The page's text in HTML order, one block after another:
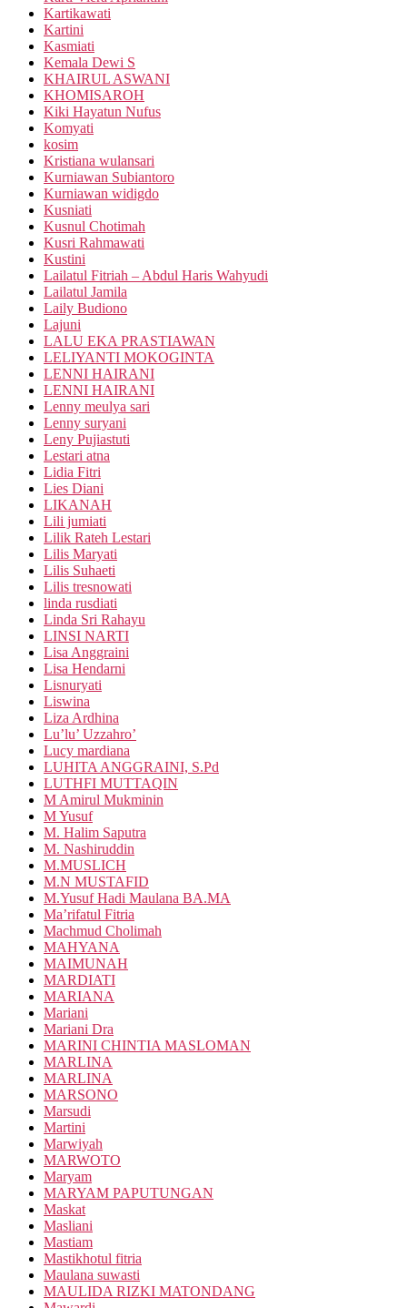
Kartikawati
Kartini
Kasmiati
Kemala Dewi S
KHAIRUL ASWANI
KHOMISAROH
Kiki Hayatun Nufus
Komyati
kosim
Kristiana wulansari
Kurniawan Subiantoro
Kurniawan widigdo
Kusniati
Kusnul Chotimah
Kusri Rahmawati
Kustini
Lailatul Fitriah – Abdul Haris Wahyudi
Lailatul Jamila
Laily Budiono
Lajuni
LALU EKA PRASTIAWAN
LELIYANTI MOKOGINTA
LENNI HAIRANI
LENNI HAIRANI
Lenny meulya sari
Lenny suryani
Leny Pujiastuti
Lestari atna
Lidia Fitri
Lies Diani
LIKANAH
Lili jumiati
Lilik Rateh Lestari
Lilis Maryati
Lilis Suhaeti
Lilis tresnowati
linda rusdiati
Linda Sri Rahayu
LINSI NARTI
Lisa Anggraini
Lisa Hendarni
Lisnuryati
Liswina
Liza Ardhina
Lu’lu’ Uzzahro’
Lucy mardiana
LUHITA ANGGRAINI, S.Pd
LUTHFI MUTTAQIN
M Amirul Mukminin
M Yusuf
M. Halim Saputra
M. Nashiruddin
M.MUSLICH
M.N MUSTAFID
M.Yusuf Hadi Maulana BA.MA
Ma’rifatul Fitria
Machmud Cholimah
MAHYANA
MAIMUNAH
MARDIATI
MARIANA
Mariani
Mariani Dra
MARINI CHINTIA MASLOMAN
MARLINA
MARLINA
MARSONO
Marsudi
Martini
Marwiyah
MARWOTO
Maryam
MARYAM PAPUTUNGAN
Maskat
Masliani
Mastiam
Mastikhotul fitria
Maulana suwasti
MAULIDA RIZKI MATONDANG